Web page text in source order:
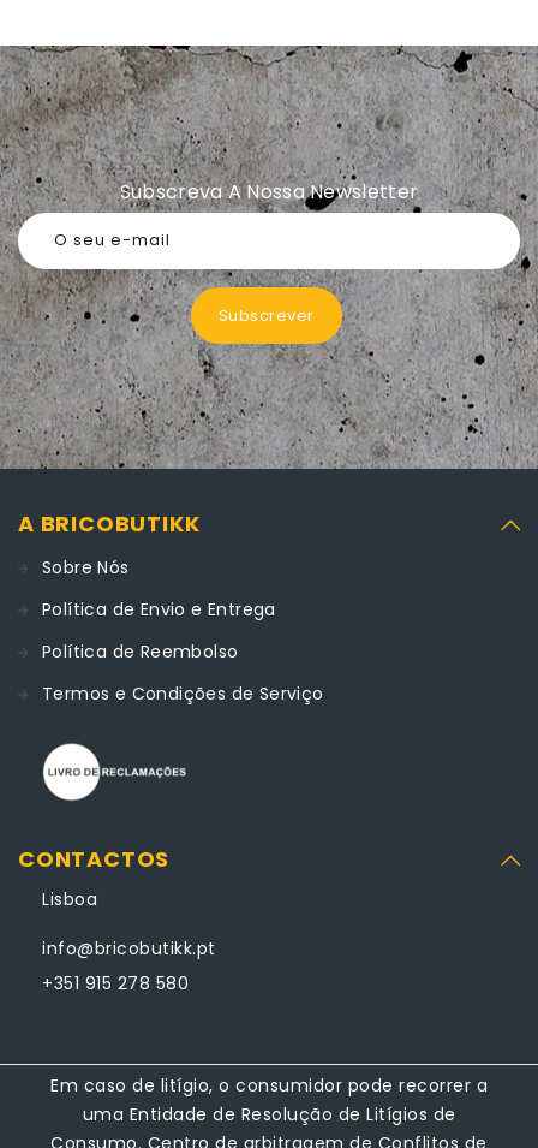
Subscreva A Nossa Newsletter
O seu e-mail
Subscrever
A BRICOBUTIKK
Sobre Nós
Política de Envio e Entrega
Política de Reembolso
Termos e Condições de Serviço
CONTACTOS
Lisboa
info@bricobutikk.pt
+351 915 278 580
Em caso de litígio, o consumidor pode recorrer a
uma Entidade de Resolução de Litígios de
Consumo. Centro de arbitragem de Conflitos de